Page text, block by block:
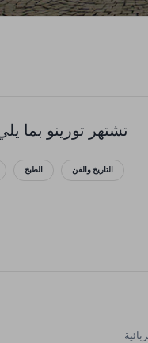
تشتهر تورينو بما
التاريخ والفن الطبخ